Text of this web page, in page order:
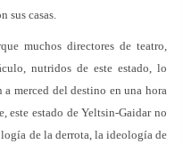
sus casas.
muchos directores de teatro,
nutridos de este estado, lo
merced del destino en una hora
este estado de Yeltsin-Gaidar no
de la derrota, la ideología de